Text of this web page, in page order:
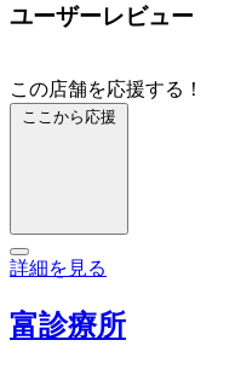
ユーザーレビュー
この店舗を応援する！
ここから応援
詳細を見る
富診療所